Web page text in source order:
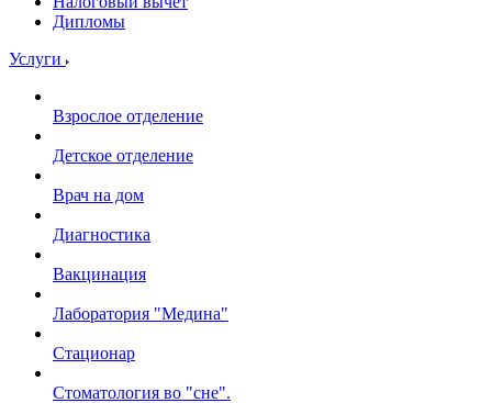
Дипломы
Услуги
Взрослое отделение
Детское отделение
Врач на дом
Диагностика
Вакцинация
Лаборатория "Медина"
Стационар
Стоматология во "сне".